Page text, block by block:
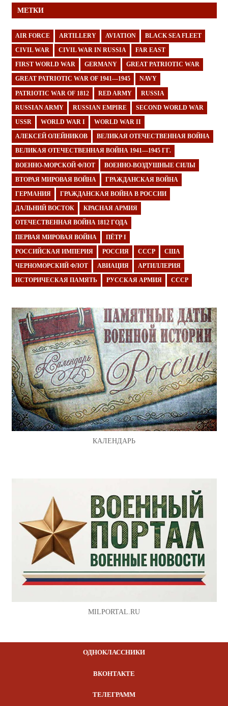
МЕТКИ
AIR FORCE ARTILLERY AVIATION BLACK SEA FLEET
CIVIL WAR CIVIL WAR IN RUSSIA FAR EAST
FIRST WORLD WAR GERMANY GREAT PATRIOTIC WAR
GREAT PATRIOTIC WAR OF 1941—1945 NAVY
PATRIOTIC WAR OF 1812 RED ARMY RUSSIA
RUSSIAN ARMY RUSSIAN EMPIRE SECOND WORLD WAR
USSR WORLD WAR I WORLD WAR II
АЛЕКСЕЙ ОЛЕЙНИКОВ ВЕЛИКАЯ ОТЕЧЕСТВЕННАЯ ВОЙНА
ВЕЛИКАЯ ОТЕЧЕСТВЕННАЯ ВОЙНА 1941—1945 ГГ.
ВОЕННО-МОРСКОЙ ФЛОТ ВОЕННО-ВОЗДУШНЫЕ СИЛЫ
ВТОРАЯ МИРОВАЯ ВОЙНА ГРАЖДАНСКАЯ ВОЙНА
ГЕРМАНИЯ ГРАЖДАНСКАЯ ВОЙНА В РОССИИ
ДАЛЬНИЙ ВОСТОК КРАСНАЯ АРМИЯ
ОТЕЧЕСТВЕННАЯ ВОЙНА 1812 ГОДА
ПЕРВАЯ МИРОВАЯ ВОЙНА ПЁТР I
РОССИЙСКАЯ ИМПЕРИЯ РОССИЯ СССР США
ЧЕРНОМОРСКИЙ ФЛОТ АВИАЦИЯ АРТИЛЛЕРИЯ
ИСТОРИЧЕСКАЯ ПАМЯТЬ РУССКАЯ АРМИЯ СССР
КАЛЕНДАРЬ
MILPORTAL.RU
ОДНОКЛАССНИКИ
ВКОНТАКТЕ
ТЕЛЕГРАММ